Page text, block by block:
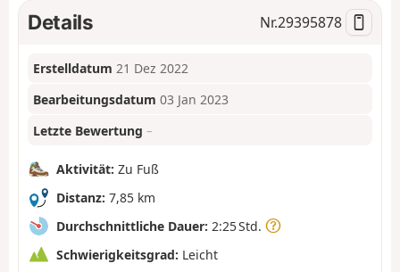
Details Nr.29395878
Erstelldatum 21 Dez 2022
Bearbeitungsdatum 03 Jan 2023
Letzte Bewertung –
Aktivität: Zu Fuß
Distanz: 7,85 km
Durchschnittliche Dauer: 2:25 Std.
Schwierigkeitsgrad: Leicht